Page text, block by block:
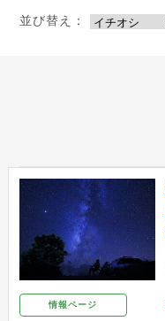
並び替え：
情報ページ